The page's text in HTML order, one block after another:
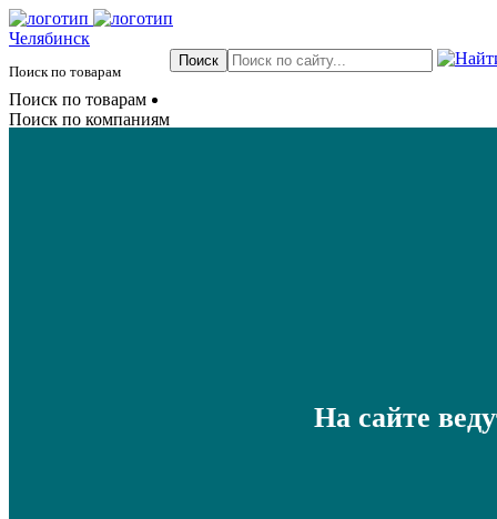
Челябинск
Поиск по товарам
Поиск по товарам
Поиск по компаниям
На сайте